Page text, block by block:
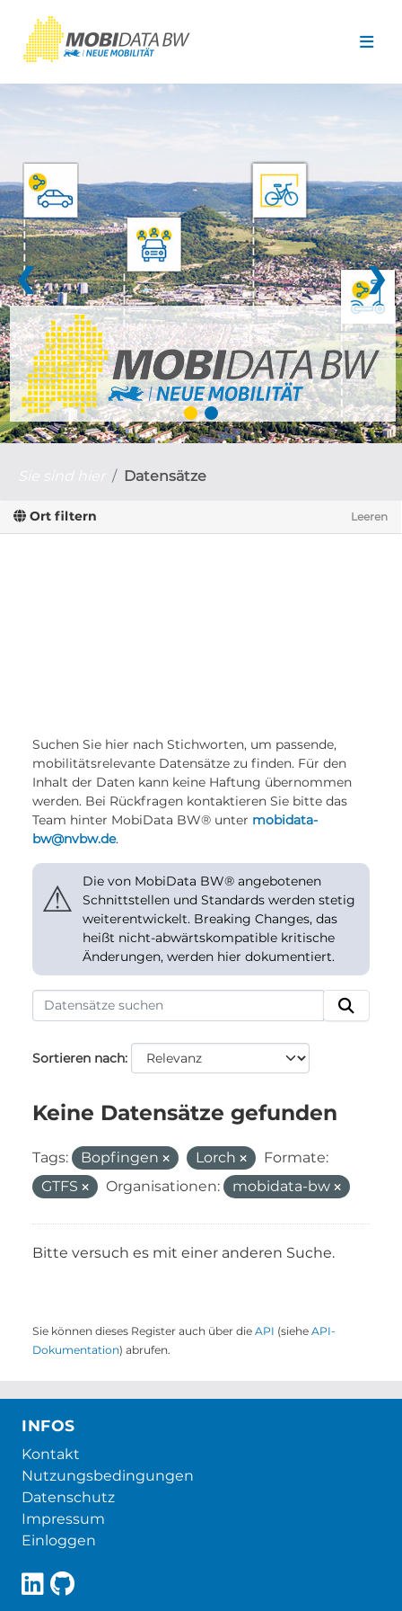
❮ ❯
Datensätze
Ort filtern Leeren
Suchen Sie hier nach Stichworten, um passende,
mobilitätsrelevante Datensätze zu finden. Für den
Inhalt der Daten kann keine Haftung übernommen
werden. Bei Rückfragen kontaktieren Sie bitte das
Team hinter MobiData BW® unter mobidata-
bw@nvbw.de.
⚠
Die von MobiData BW® angebotenen
Schnittstellen und Standards werden stetig
weiterentwickelt. Breaking Changes, das
heißt nicht-abwärtskompatible kritische
Änderungen, werden hier dokumentiert.
Sortieren nach
Keine Datensätze gefunden
Tags: Bopfingen Lorch
Formate:
GTFS
Organisationen: mobidata-bw
Bitte versuch es mit einer anderen Suche.
Sie können dieses Register auch über die API (siehe API-
Dokumentation) abrufen.
INFOS
Kontakt
Nutzungsbedingungen
Datenschutz
Impressum
Einloggen